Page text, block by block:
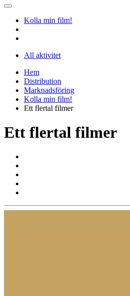
Kolla min film!
All aktivitet
Hem
Distribution
Marknadsföring
Kolla min film!
Ett flertal filmer
Ett flertal filmer